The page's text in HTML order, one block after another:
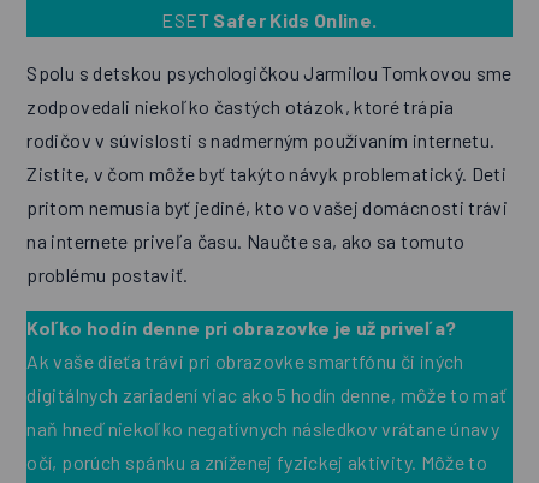
ESET Safer Kids Online.
Spolu s detskou psychologičkou Jarmilou Tomkovou sme
zodpovedali niekoľko častých otázok, ktoré trápia
rodičov v súvislosti s nadmerným používaním internetu.
Zistite, v čom môže byť takýto návyk problematický. Deti
pritom nemusia byť jediné, kto vo vašej domácnosti trávi
na internete priveľa času. Naučte sa, ako sa tomuto
problému postaviť.
Koľko hodín denne pri obrazovke je už priveľa?
Ak vaše dieťa trávi pri obrazovke smartfónu či iných
digitálnych zariadení viac ako 5 hodín denne, môže to mať
naň hneď niekoľko negatívnych následkov vrátane únavy
očí, porúch spánku a zníženej fyzickej aktivity. Môže to